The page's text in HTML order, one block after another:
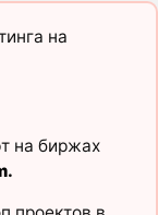
на
на биржах
.